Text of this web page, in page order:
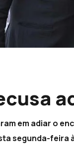
em adiar o
segunda-feira